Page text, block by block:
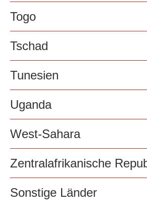
Togo
Tschad
Tunesien
Uganda
West-Sahara
Zentralafrikanische
Sonstige Länder